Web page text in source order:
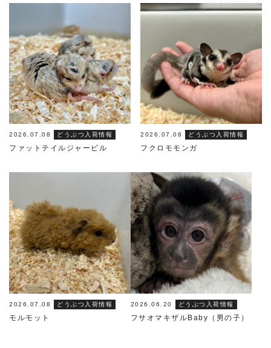
2026.07.08 どうぶつ入荷情報
ファットテイルジャービル
2026.07.08 どうぶつ入荷情報
フクロモモンガ
2026.07.08 どうぶつ入荷情報
モルモット
2026.06.20 どうぶつ入荷情報
フサオマキザルBaby（男の子）